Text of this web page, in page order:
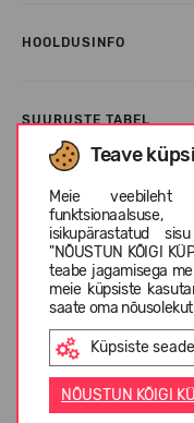
Teave
Meie veebileht
isikupärastatud
"NÕUSTUN KÕIGI
teabe jagamisega
meie küpsiste
saate oma
Küpsiste
NÕUSTUN KÕIGI
HOOLDUSINFO
SUURUSTE TABEL
INFORMATSIOON
KLIENTIDE